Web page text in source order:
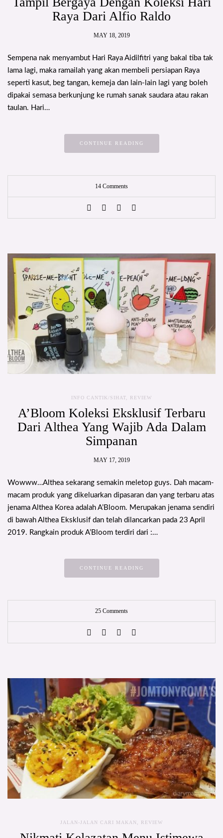
Raya Dari Alfio Raldo
MAY 18, 2019
Sempena nak menyambut Hari Raya Aidilfitri yang bakal tiba tak
lama lagi, maka ramailah yang akan membeli persiapan Raya
seperti kasut, beg tangan, kemeja dan lain-lain lagi yang boleh
dipakai semasa berkunjung ke rumah sanak saudara atau rakan
taulan. Hari…
CONTINUE READING
14 Comments
INFO CANTIK/SIHAT REVIEW
A’Bloom Koleksi Eksklusif Terbaru
Dari Althea Yang Wajib Ada Dalam
Simpanan
MAY 17, 2019
Wowww…Althea sekarang semakin meletop guys. Dah macam-
macam produk yang dikeluarkan dipasaran dan yang terbaru atas
jenama Althea Korea adalah A’Bloom. Merupakan jenama sendiri
di bawah Althea Eksklusif dan telah dilancarkan pada 23 April
2019. Rangkain produk A’Bloom terdiri dari :…
CONTINUE READING
25 Comments
JALAN-JALAN CARI MAKAN , REVIEW